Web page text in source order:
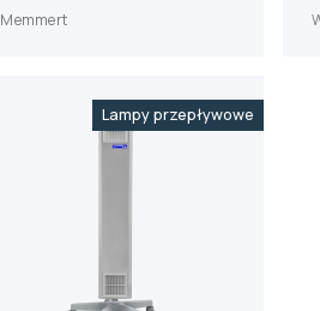
Memmert
Lampy przepływowe